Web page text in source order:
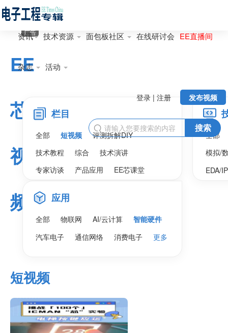
资讯 技术资源 面包板社区 在线研讨会 EE直播间
杂志 活动
发布视频
登录 | 注册
 搜索
EE
芯
视
频
广告
栏目
全部 短视频
评测拆解DIY
技术教程
综合
技术演讲
专家访谈
产品应用 EE芯课堂
全部
模拟/
EDA/
应用
全部 物联网 AI/云计算
智能硬件
汽车电子
通信网络 消费电子 更多
短视频